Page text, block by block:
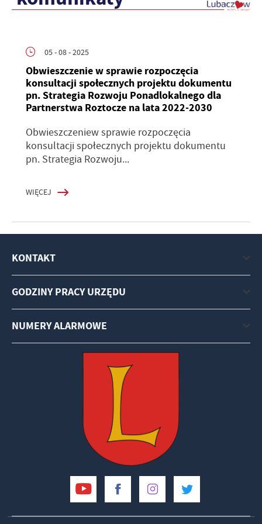
05 - 08 - 2025
Obwieszczenie w sprawie rozpoczęcia
konsultacji społecznych projektu dokumentu
pn. Strategia Rozwoju Ponadlokalnego dla
Partnerstwa Roztocze na lata 2022-2030
Obwieszczeniew sprawie rozpoczęcia
konsultacji społecznych projektu dokumentu
pn. Strategia Rozwoju...
WIĘCEJ
KONTAKT
GODZINY PRACY URZĘDU
NUMERY ALARMOWE